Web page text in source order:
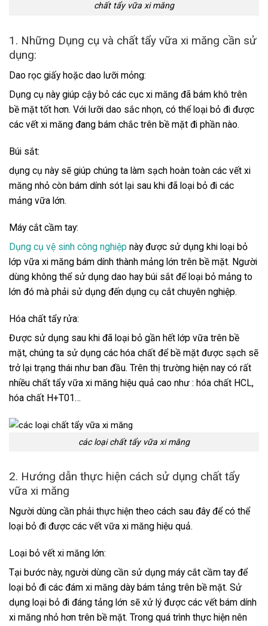
chất tẩy vữa xi măng
1. Những Dụng cụ và chất tẩy vữa xi măng cần sử
dụng:
Dao rọc giấy hoặc dao lưỡi mỏng:
Dụng cụ này giúp cậy bỏ các cục xi măng đã bám khô trên
bề mặt tốt hơn. Với lưỡi dao sắc nhọn, có thể loại bỏ đi được
các vết xi măng đang bám chắc trên bề mặt đi phần nào.
Búi sắt:
dụng cụ này sẽ giúp chúng ta làm sạch hoàn toàn các vết xi
măng nhỏ còn bám dính sót lại sau khi đã loại bỏ đi các
mảng vữa lớn.
Máy cắt cầm tay:
Dụng cụ vệ sinh công nghiệp này được sử dụng khi loại bỏ
lớp vữa xi măng bám dính thành mảng lớn trên bề mặt. Người
dùng không thể sử dụng dao hay búi sắt để loại bỏ mảng to
lớn đó mà phải sử dụng đến dụng cụ cắt chuyên nghiệp.
Hóa chất tẩy rửa:
Được sử dụng sau khi đã loại bỏ gần hết lớp vữa trên bề
mặt, chúng ta sử dụng các hóa chất để bề mặt được sạch sẽ
trở lại trạng thái như ban đầu. Trên thị trường hiện nay có rất
nhiều chất tẩy vữa xi măng hiệu quả cao như : hóa chất HCL,
hóa chất H+T01…
các loại chất tẩy vữa xi măng
2. Hướng dẫn thực hiện cách sử dụng chất tẩy
vữa xi măng
Người dùng cần phải thực hiện theo cách sau đây để có thể
loại bỏ đi được các vết vữa xi măng hiệu quả.
Loại bỏ vết xi măng lớn:
Tại bước này, người dùng cần sử dụng máy cắt cầm tay để
loại bỏ đi các đám xi măng dày bám tảng trên bề mặt. Sử
dụng loại bỏ đi đáng tảng lớn sẽ xử lý được các vết bám dính
xi măng nhỏ hơn trên bề mặt. Trong quá trình thực hiện nên